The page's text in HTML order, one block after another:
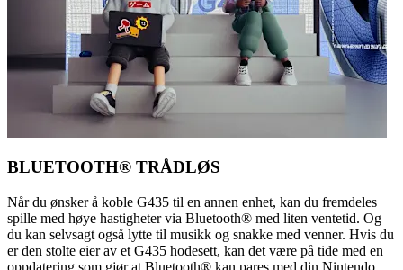
BLUETOOTH® TRÅDLØS
Når du ønsker å koble G435 til en annen enhet, kan du fremdeles
spille med høye hastigheter via Bluetooth® med liten ventetid. Og
du kan selvsagt også lytte til musikk og snakke med venner. Hvis du
er den stolte eier av et G435 hodesett, kan det være på tide med en